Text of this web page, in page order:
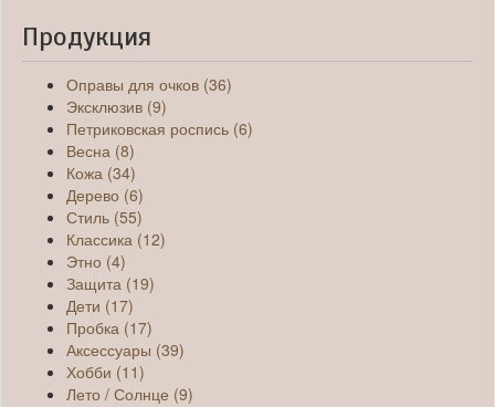
Продукция
Оправы для очков (36)
Эксклюзив (9)
Петриковская роспись (6)
Весна (8)
Кожа (34)
Дерево (6)
Стиль (55)
Классика (12)
Этно (4)
Защита (19)
Дети (17)
Пробка (17)
Аксессуары (39)
Хобби (11)
Лето / Солнце (9)